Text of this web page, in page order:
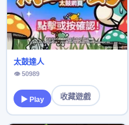
太鼓達人
👁 50989
▶ Play 收藏遊戲